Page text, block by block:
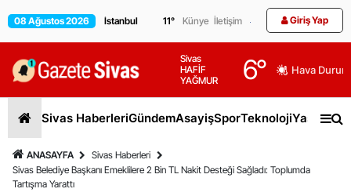
08 Ağustos 2026 11° Künye İletişim Giriş Yap
Sivas
HAFİF
YAĞMUR
6° Hava
Sivas HaberleriGündemAsayişSporTeknolojiYaşam
ANASAYFA
Sivas Haberleri
Sivas Belediye Başkanı Emeklilere 2 Bin TL Nakit Desteği Sağladı: Toplumda
Tartışma Yarattı